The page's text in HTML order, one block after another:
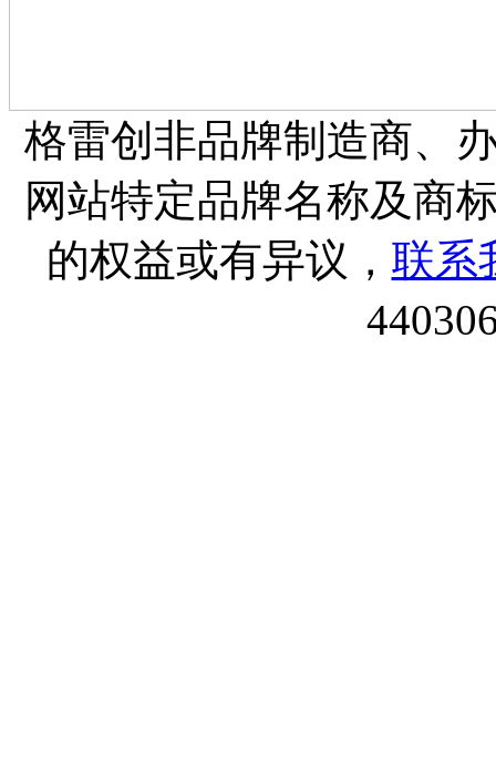
格雷创非品牌制造商、
网站特定品牌名称及商
的权益或有异议， 联系